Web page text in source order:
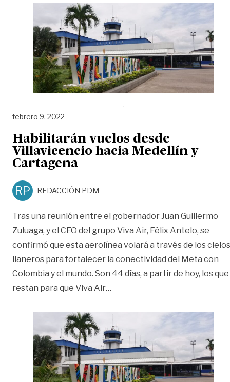
febrero 9, 2022
Habilitarán vuelos desde
Villavicencio hacia Medellín y
Cartagena
RP REDACCIÓN PDM
Tras una reunión entre el gobernador Juan Guillermo
Zuluaga, y el CEO del grupo Viva Air, Félix Antelo, se
confirmó que esta aerolínea volará a través de los cielos
llaneros para fortalecer la conectividad del Meta con
Colombia y el mundo. Son 44 días, a partir de hoy, los que
restan para que Viva Air…